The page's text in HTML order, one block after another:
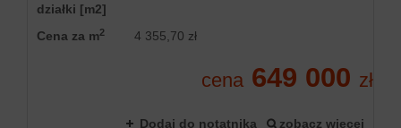
działki [m2]
Cena za m2 4 355,70 zł
cena 649 000 zł
Dodaj do notatnika zobacz więcej